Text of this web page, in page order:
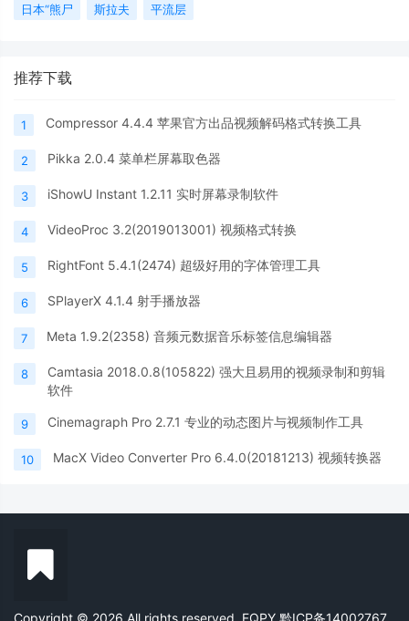
日本“熊尸
斯拉夫 平流层
推荐下载
1 Compressor 4.4.4 苹果官方出品视频解码格式转换工具
2 Pikka 2.0.4 菜单栏屏幕取色器
3 iShowU Instant 1.2.11 实时屏幕录制软件
4 VideoProc 3.2(2019013001) 视频格式转换
5 RightFont 5.4.1(2474) 超级好用的字体管理工具
6 SPlayerX 4.1.4 射手播放器
7 Meta 1.9.2(2358) 音频元数据音乐标签信息编辑器
8
Camtasia 2018.0.8(105822) 强大且易用的视频录制和剪辑
软件
9 Cinemagraph Pro 2.7.1 专业的动态图片与视频制作工具
10 MacX Video Converter Pro 6.4.0(20181213) 视频转换器
Copyright © 2026 All rights reserved. FQPY 黔ICP备14002767